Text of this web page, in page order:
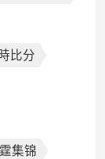
比分
集锦